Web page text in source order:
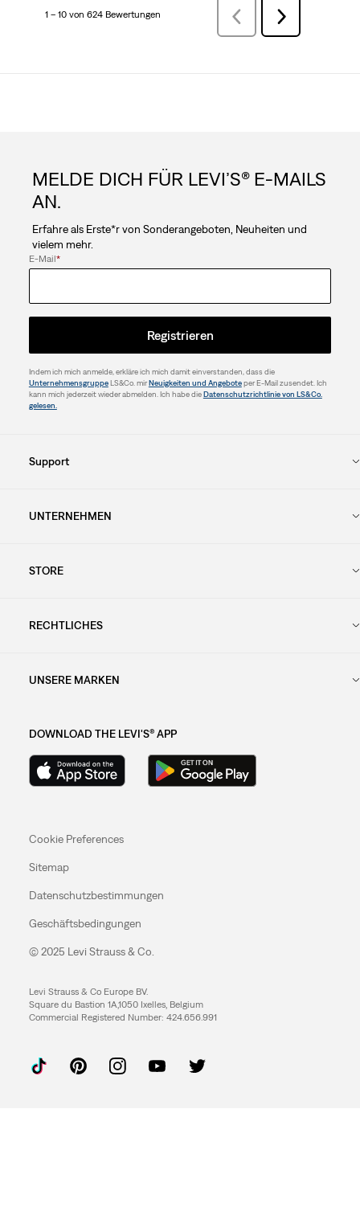
1 – 10 von 624 Bewertungen ZurückBewertungen
Weiter
Bewertungen
MELDE DICH FÜR LEVI’S® E-MAILS
AN.
Erfahre als Erste*r von Sonderangeboten, Neuheiten und
vielem mehr.
E-Mail*
Registrieren
Indem ich mich anmelde, erkläre ich mich damit einverstanden, dass die
UnternehmensgruppeLS&Co. mirNeuigkeiten und Angeboteper E-Mail zusendet. Ich
kann mich jederzeit wieder abmelden. Ich habe dieDatenschutzrichtlinie von LS&Co.
gelesen.
Support
UNTERNEHMEN
STORE
RECHTLICHES
UNSERE MARKEN
DOWNLOAD THE LEVI'S® APP
Cookie Preferences
Sitemap
Datenschutzbestimmungen
Geschäftsbedingungen
© 2025 Levi Strauss & Co.
Levi Strauss & Co Europe BV.
Square du Bastion 1A,1050 Ixelles, Belgium
Commercial Registered Number: 424.656.991